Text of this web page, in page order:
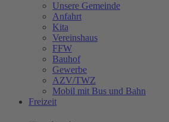
Unsere Gemeinde
Anfahrt
Kita
Vereinshaus
FFW
Bauhof
Gewerbe
AZV/TWZ
Mobil mit Bus und Bahn
Freizeit